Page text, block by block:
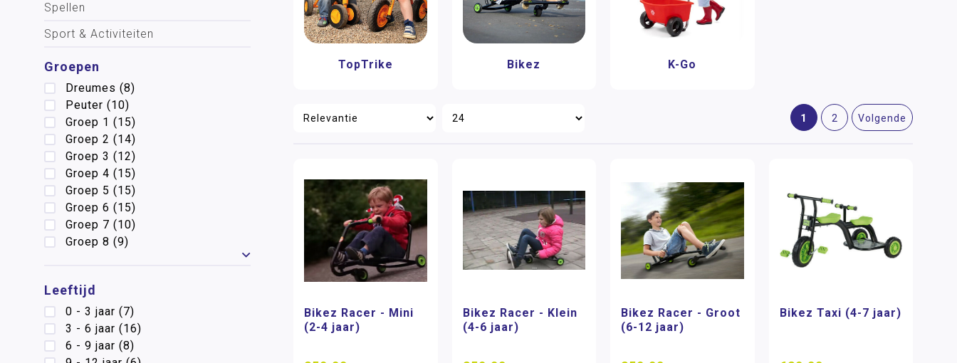
Spellen
Sport & Activiteiten
Groepen
Dreumes (8)
Peuter (10)
Groep 1 (15)
Groep 2 (14)
Groep 3 (12)
Groep 4 (15)
Groep 5 (15)
Groep 6 (15)
Groep 7 (10)
Groep 8 (9)
Leeftijd
0 - 3 jaar (7)
3 - 6 jaar (16)
6 - 9 jaar (8)
TopTrike Bikez K-Go
1 2 Volgende
Bikez Racer - Mini
(2-4 jaar)
Bikez Racer - Klein
(4-6 jaar)
Bikez Racer - Groot
(6-12 jaar)
Bikez Taxi (4-7 jaar)